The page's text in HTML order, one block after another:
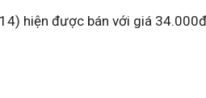
hiện được bán với giá